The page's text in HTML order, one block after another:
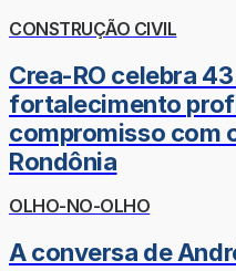
CONSTRUÇÃO CIVIL
Crea-RO celebra
fortalecimento
compromisso com
Rondônia
OLHO-NO-OLHO
A conversa de